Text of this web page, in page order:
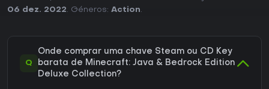
experiências competitivas em servidores. As duas edições
No geral, a coleção oferece bom custo-benefício para
jogadores que valorizam a liberdade de mundo aberto sem
06 dez. 2022. Géneros: Action.
Q
Onde comprar uma chave Steam ou CD Key
barata de Minecraft: Java & Bedrock Edition
Deluxe Collection?